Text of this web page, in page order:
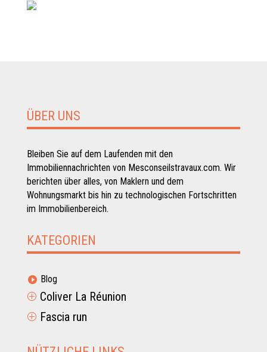
ÜBER UNS
Bleiben Sie auf dem Laufenden mit den
Immobiliennachrichten von Mesconseilstravaux.com. Wir
berichten über alles, von Maklern und dem
Wohnungsmarkt bis hin zu technologischen Fortschritten
im Immobilienbereich.
KATEGORIEN
 Blog
P Coliver La Réunion
P Fascia run